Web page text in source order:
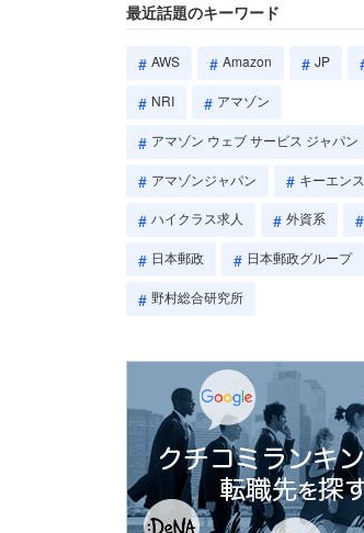
最近話題のキーワード
AWS Amazon JP
NRI アマゾン
アマゾン ウェブ サービス ジャパン
アマゾンジャパン キーエンス
ハイクラス求人 外資系
日本郵政 日本郵政グループ
野村総合研究所